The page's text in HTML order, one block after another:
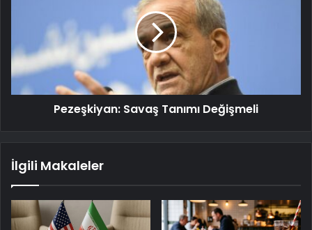
Pezeşkiyan: Savaş Tanımı Değişmeli
İlgili Makaleler